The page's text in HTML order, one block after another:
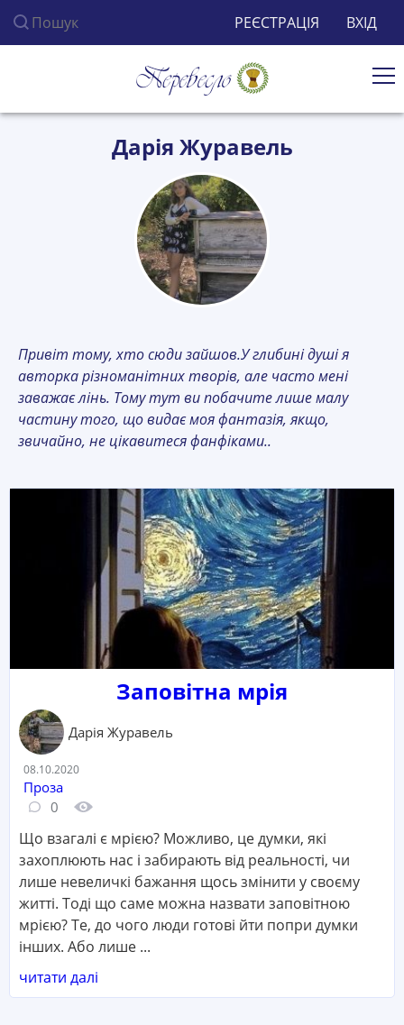
Пошук по сайту РЕЄСТРАЦІЯ ВХІД
Дарія Журавель
Привіт тому, хто сюди зайшов.У глибині душі я
авторка різноманітних творів, але часто мені
заважає лінь. Тому тут ви побачите лише малу
частину того, що видає моя фантазія, якщо,
звичайно, не цікавитеся фанфіками..
Заповітна мрія
Дарія Журавель
Дата:
08.10.2020
Категорія:
Проза
Кількість коментарів:
0 Кількість переглядів:
Що взагалі є мрією? Можливо, це думки, які
захоплюють нас і забирають від реальності, чи
лише невеличкі бажання щось змінити у своєму
житті. Тоді що саме можна назвати заповітною
мрією? Те, до чого люди готові йти попри думки
інших. Або лише ...
читати далі